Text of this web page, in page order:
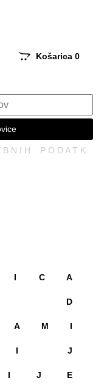
Košarica 0
N I H P O D A T K
I C A
D
A M I
I J
I J E